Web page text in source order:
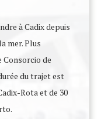
à Cadix depuis
mer. Plus
de
du trajet est
Rota et de 30